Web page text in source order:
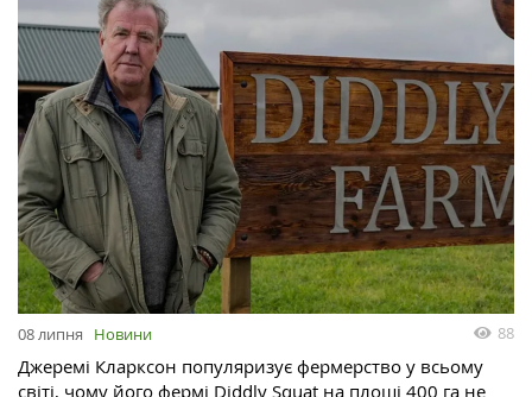
08 липня Новини 88
Джеремі Кларксон популяризує фермерство у всьому
світі, чому його фермі Diddly Squat на площі 400 га не